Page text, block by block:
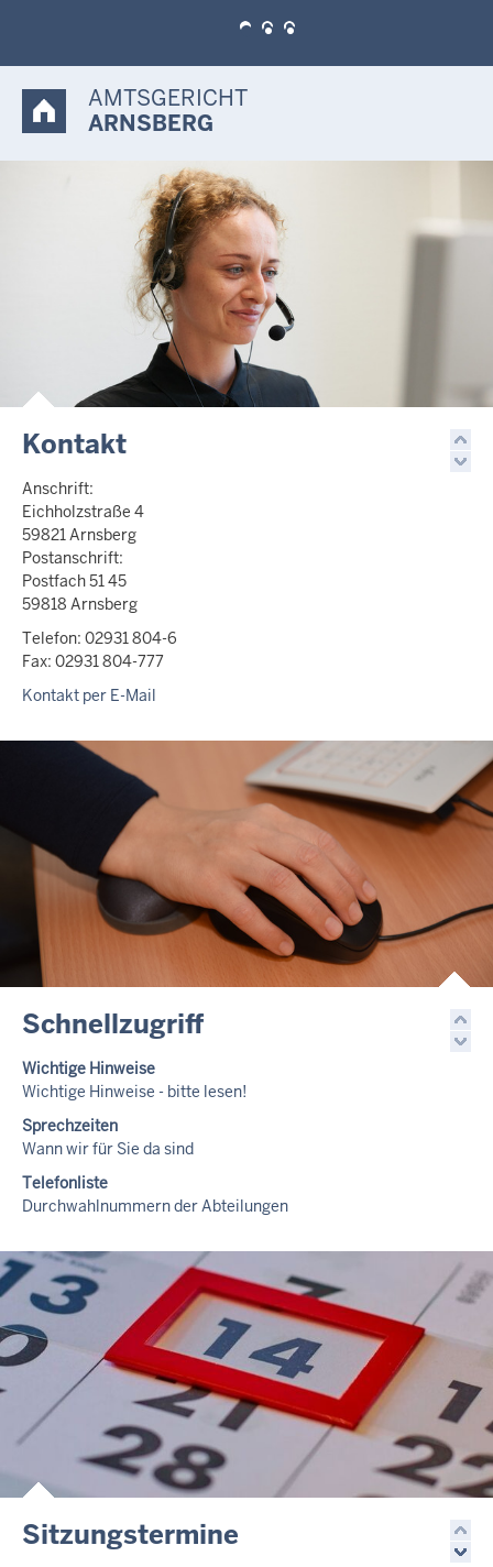
AMTSGERICHT
ARNSBERG
Kontakt
Anschrift:
Eichholzstraße 4
59821 Arnsberg
Postanschrift:
Postfach 51 45
59818 Arnsberg
Telefon: 02931 804-6
Fax: 02931 804-777
Kontakt per E-Mail
Schnellzugriff
Wichtige Hinweise
Wichtige Hinweise - bitte lesen!
Sprechzeiten
Wann wir für Sie da sind
Telefonliste
Durchwahlnummern der Abteilungen
Sitzungstermine